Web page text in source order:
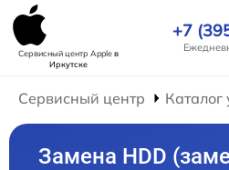
Сервисный центр Appleв
Иркутске
+7
Сервисный центр Каталог
Замена HDD